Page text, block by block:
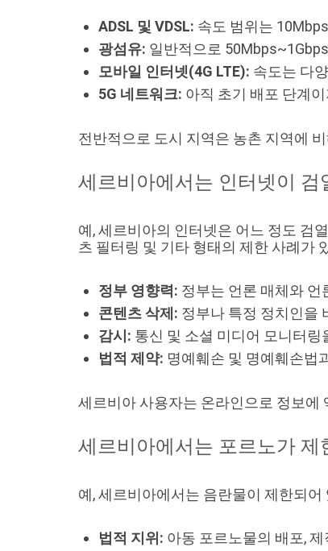
ADSL 및 VDSL: 속도 범위는
광섬유: 일반적으로
모바일 인터넷(4G LTE): 속도는 다
5G 네트워크: 아직 초기 배포 단계
전반적으로 도시 지역은 농촌 지역에
세르비아에서는 인터넷이 검
예, 세르비아의 인터넷은 어느 정도 검
츠 필터링 및 기타 형태의 제한 사례가
정부 영향력: 정부는 언론 매체와 언
콘텐츠 삭제: 정부나 특정 정치인을
감시: 통신 및 소셜 미디어 모니터
법적 제약: 명예훼손 및 명예훼손법
세르비아 사용자는 온라인으로 정보에
세르비아에서는 포르노가 제
예, 세르비아에서는 음란물이 제한되
법적 지위: 아동 포르노물의 배포,